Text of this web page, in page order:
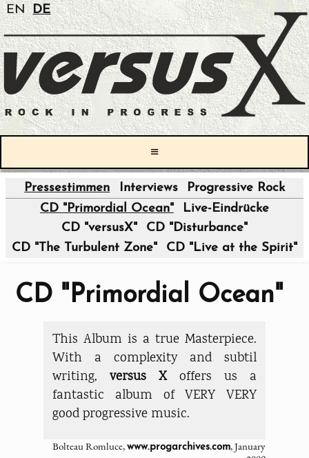
EN DE
≡
Pressestimmen Interviews Progressive Rock
|
CD "Primordial Ocean"
Live-Eindrücke
CD "versusX"
CD "Disturbance"
CD "The Turbulent Zone"
CD "Live at the Spirit"
CD "Primordial Ocean"
This Album is a true Masterpiece.
With a complexity and subtil
writing,versus Xoffers us a
fantastic album of VERY VERY
good progressive music.
Bolteau Romluce,www.progarchives.com, January